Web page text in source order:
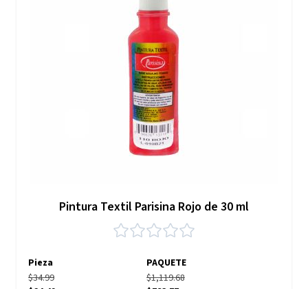
Pintura Textil Parisina Rojo de 30 ml
Pieza
PAQUETE
$34.99
$1,119.68